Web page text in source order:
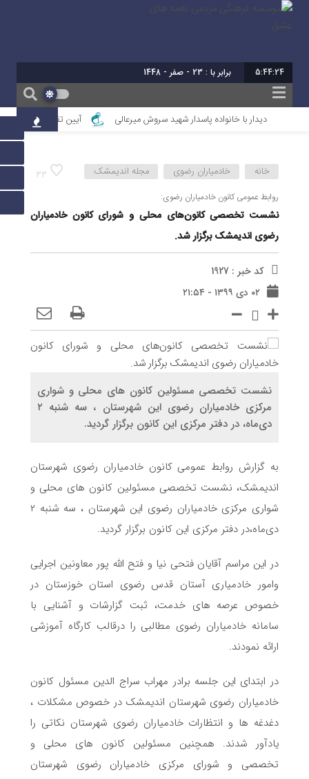
5:44:25 برابر با : 23 - صفر - 1448
دیدار با خانواده پاسدار شهید سروش میرعالی آیین تقدیر از فعالین امر
33 خانه خادمیاران رضوی مجله اندیمشک
روابط عمومی کانون خادمیاران رضوی:
نشست تخصصی کانون‌های محلی و شورای کانون خادمیاران
رضوی اندیمشک برگزار شد.
کد خبر : 1927
۰۲ دی ۱۳۹۹ - ۲۱:۵۴
نشست تخصصی مسئولین کانون های محلی و شواری
مرکزی خادمیاران رضوی این شهرستان ، سه شنبه ۲
دی‌ماه، در دفتر مرکزی این کانون برگزار گردید.
به گزارش روابط عمومی کانون خادمیاران رضوی شهرستان
اندیمشک، نشست تخصصی مسئولین کانون های محلی و
شواری مرکزی خادمیاران رضوی این شهرستان ، سه شنبه ۲
دی‌ماه،در دفتر مرکزی این کانون برگزار گردید.
در این مراسم آقایان فتحی نیا و فتح الله پور معاونین اجرایی
وامور خادمیاری آستان قدس رضوی استان خوزستان در
خصوص عرصه های خدمت، ثبت گزارشات و آشنایی با
سامانه خادمیاران رضوی مطالبی را درقالب کارگاه آموزشی
ارائه نمودند.
در ابتدای این جلسه برادر مهراب سراج الدین مسئول کانون
خادمیاران رضوی شهرستان اندیمشک در خصوص مشکلات ،
دغدغه ها و انتظارات خادمیاران رضوی شهرستان نکاتی را
یادآور شدند. همچنین مسئولین کانون های محلی و
تخصصی و شورای مرکزی خادمیاران رضوی شهرستان